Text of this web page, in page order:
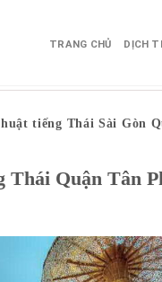
TRANG CHỦ DỊCH
tiếng Thái Sài Gòn
Thái Quận Tân